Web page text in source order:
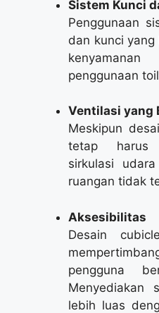
Sistem Kunci
Penggunaan
dan kunci
penggunaan
Ventilasi yang
Meskipun
tetap harus
sirkulasi
ruangan tidak
Aksesibilitas
Desain
pengguna
Menyediakan
lebih luas